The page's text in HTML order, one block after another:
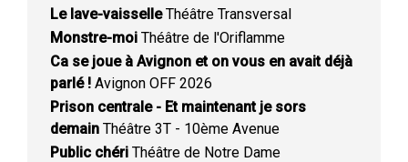
Le lave-vaisselleThéâtre Transversal
Monstre-moi Théâtre de l'Oriflamme
Ca se joue à Avignon et on vous en avait déjà
parlé ! Avignon OFF 2026
Prison centrale - Et maintenant je sors
demain Théâtre 3T - 10ème Avenue
Public chéri Théâtre de Notre Dame